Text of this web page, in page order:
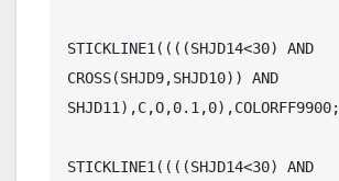
STICKLINE1((((SHJD14<30) AND
CROSS(SHJD9,SHJD10)) AND
SHJD11),C,O,0.1,0),COLORFF9900;
STICKLINE1((((SHJD14<30) AND